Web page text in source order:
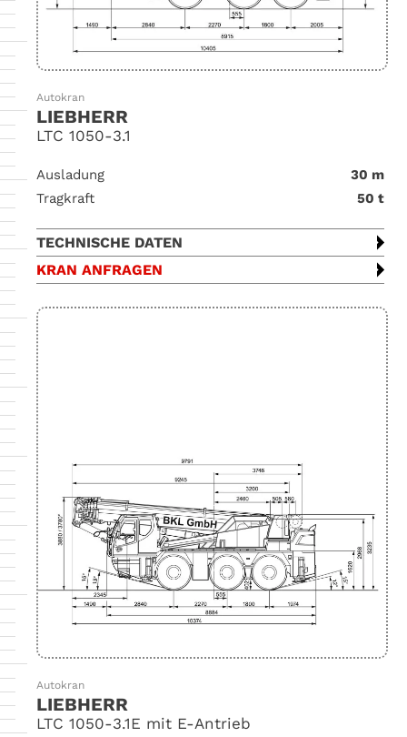
Autokran
LIEBHERR
LTC 1050-3.1
Ausladung
30 m
Tragkraft
50 t
TECHNISCHE DATEN
KRAN ANFRAGEN
Autokran
LIEBHERR
LTC 1050-3.1E mit E-Antrieb